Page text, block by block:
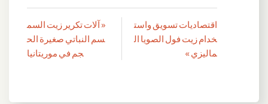
تصفّح
المقالات
« آلات تكرير زيت السم
سم النباتي صغيرة الح
جم في موريتانيا
اقتصاديات تسويق واست
خدام زيت فول الصويا ال
ماليزي »